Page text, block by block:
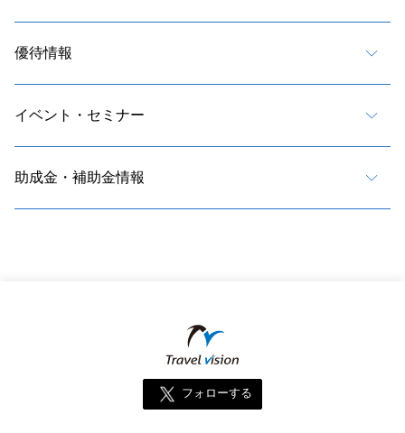
優待情報
イベント・セミナー
助成金・補助金情報
フォローする